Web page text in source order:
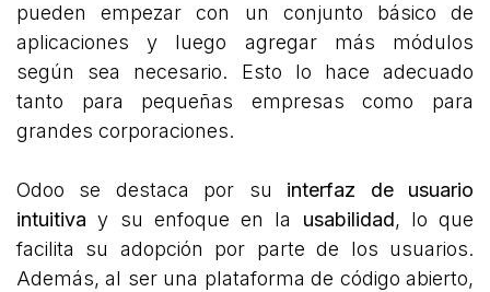
pueden empezar con un conjunto básico de
aplicaciones y luego agregar más módulos
según sea necesario. Esto lo hace adecuado
tanto para pequeñas empresas como para
grandes corporaciones.
Odoo se destaca por su interfaz de usuario
intuitiva y su enfoque en la usabilidad, lo que
facilita su adopción por parte de los usuarios.
Además, al ser una plataforma de código abierto,